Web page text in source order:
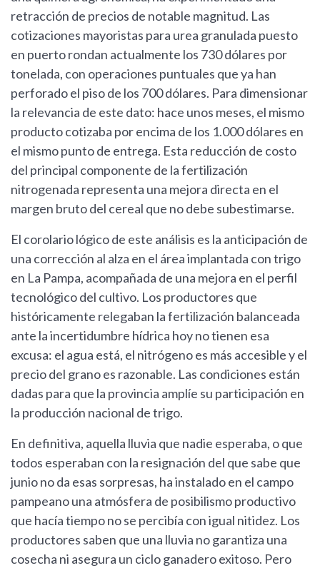
retracción de precios de notable magnitud. Las
cotizaciones mayoristas para urea granulada puesto
en puerto rondan actualmente los 730 dólares por
tonelada, con operaciones puntuales que ya han
perforado el piso de los 700 dólares. Para dimensionar
la relevancia de este dato: hace unos meses, el mismo
producto cotizaba por encima de los 1.000 dólares en
el mismo punto de entrega. Esta reducción de costo
del principal componente de la fertilización
nitrogenada representa una mejora directa en el
margen bruto del cereal que no debe subestimarse.
El corolario lógico de este análisis es la anticipación de
una corrección al alza en el área implantada con trigo
en La Pampa, acompañada de una mejora en el perfil
tecnológico del cultivo. Los productores que
históricamente relegaban la fertilización balanceada
ante la incertidumbre hídrica hoy no tienen esa
excusa: el agua está, el nitrógeno es más accesible y el
precio del grano es razonable. Las condiciones están
dadas para que la provincia amplíe su participación en
la producción nacional de trigo.
En definitiva, aquella lluvia que nadie esperaba, o que
todos esperaban con la resignación del que sabe que
junio no da esas sorpresas, ha instalado en el campo
pampeano una atmósfera de posibilismo productivo
que hacía tiempo no se percibía con igual nitidez. Los
productores saben que una lluvia no garantiza una
cosecha ni asegura un ciclo ganadero exitoso. Pero